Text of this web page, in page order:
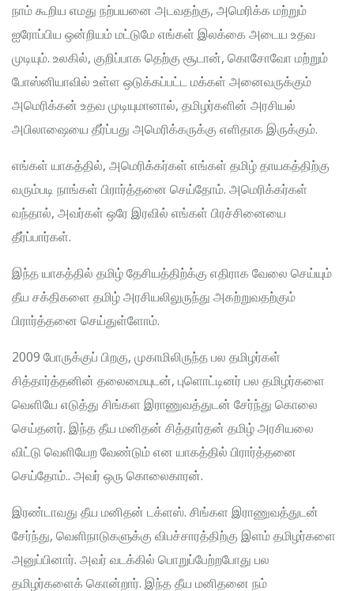
நாம் கூறிய எமது நற்பயனை அடவதற்கு, அமெரிக்க மற்றும்
ஐரோப்பிய ஒன்றியம் மட்டுமே எங்கள் இலக்கை அடைய உதவ
முடியும். உலகில், குறிப்பாக தெற்கு சூடான், கொசோவோ மற்றும்
போஸ்னியாவில் உள்ள ஒடுக்கப்பட்ட மக்கள் அனைவருக்கும்
அமெரிக்கன் உதவ முடியுமானால், தமிழர்களின் அரசியல்
அபிலாஷையை தீர்ப்பது அமெரிக்கருக்கு எளிதாக இருக்கும்.
எங்கள் யாகத்தில், அமெரிக்கர்கள் எங்கள் தமிழ் தாயகத்திற்கு
வரும்படி நாங்கள் பிரார்த்தனை செய்தோம். அமெரிக்கர்கள்
வந்தால், அவர்கள் ஒரே இரவில் எங்கள் பிரச்சினையை
தீர்ப்பார்கள்.
இந்த யாகத்தில் தமிழ் தேசியத்திற்க்கு எதிராக வேலை செய்யும்
தீய சக்திகளை தமிழ் அரசியலிலுருந்து அகற்றுவதற்கும்
பிரார்த்தனை செய்துள்ளோம்.
2009 போருக்குப் பிறகு, முகாமிலிருந்த பல தமிழர்கள்
சித்தார்த்தனின் தலைமையுடன், புளொட்டினர் பல தமிழர்களை
வெளியே எடுத்து சிங்கள இராணுவத்துடன் சேர்ந்து கொலை
செய்தனர். இந்த தீய மனிதன் சித்தார்தன் தமிழ் அரசியலை
விட்டு வெளியேற வேண்டும் என யாகத்தில் பிரார்த்தனை
செய்தோம்.. அவர் ஒரு கொலைகாரன்.
இரண்டாவது தீய மனிதன் டக்ளஸ். சிங்கள இராணுவத்துடன்
சேர்ந்து, வெளிநாடுகளுக்கு விபச்சாரத்திற்கு இளம் தமிழர்களை
அனுப்பினார். அவர் வடக்கில் பொறுப்பேற்றபோது பல
தமிழர்களைக் கொன்றார். இந்த தீய மனிதனை நம்